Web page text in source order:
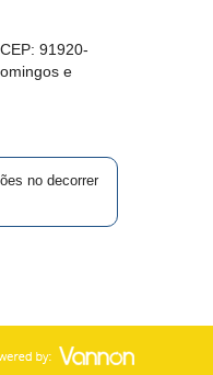
CEP: 91920-
e
no decorrer